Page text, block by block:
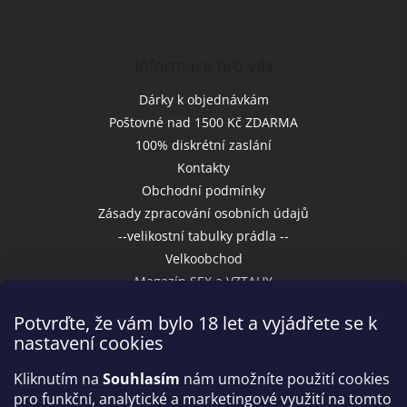
Potvrďte, že vám bylo 18 let a vyjádřete se k
nastavení cookies
Kliknutím na Souhlasím nám umožníte použití cookies
pro funkční, analytické a marketingové využití na tomto
Dárky k objednávkám
Poštovné nad 1500 Kč ZDARMA
100% diskrétní zaslání
Kontakty
Obchodní podmínky
Zásady zpracování osobních údajů
--velikostní tabulky prádla --
Velkoobchod
Magazín SEX a VZTAHY
Přijímáme online platby